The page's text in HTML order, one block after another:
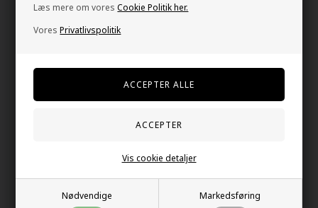
Læs mere om voresCookie Politik her.
VoresPrivatlivspolitik
Nødvendige Markedsføring
Vis cookie detaljer
Ædelstål ring.
Gratis fragt over kr. 399
60 dage bytte og retur